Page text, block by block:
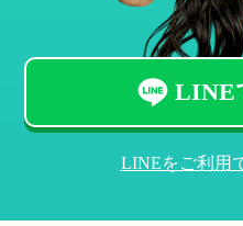
LINE
LINEをご利用